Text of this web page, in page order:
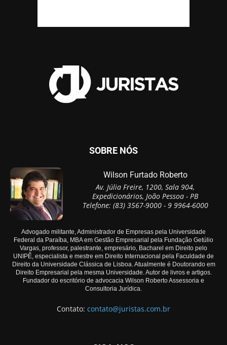
SOBRE NÓS
Wilson Furtado Roberto
Av. Júlia Freire, 1200, Sala 904,
Expedicionários, João Pessoa - PB
Telefone: (83) 3567-9000 - 9 9964-6000
Advogado militante, Administrador de Empresas pela Universidade
Federal da Paraíba, MBA em Gestão Empresarial pela Fundação Getúlio
Vargas, professor, palestrante, empresário, Bacharel em Direito pelo
UNIPÊ, especialista e mestre em Direito Internacional pela Faculdade de
Direito da Universidade Clássica de Lisboa. Atualmente é Doutorando em
Direito Empresarial pela mesma Universidade. Autor de livros e artigos.
Fundador do escritório de advocacia Wilson Roberto Assessoria e
Consultoria Jurídica.
Contato: contato@juristas.com.br